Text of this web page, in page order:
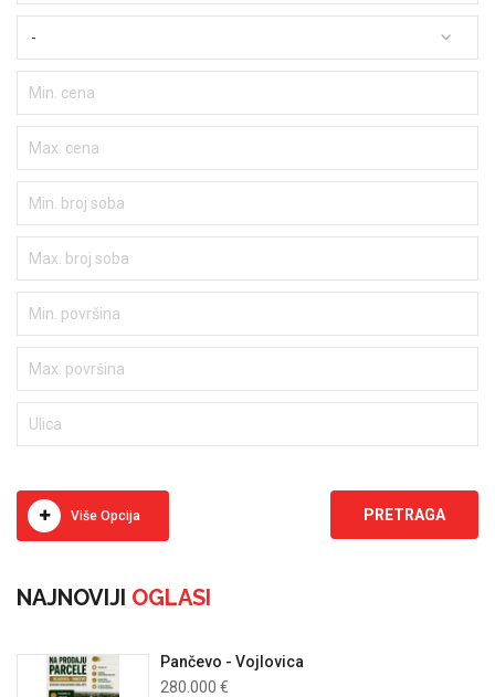
-
Više Opcija
NAJNOVIJI OGLASI
Pančevo - Vojlovica
280.000 €